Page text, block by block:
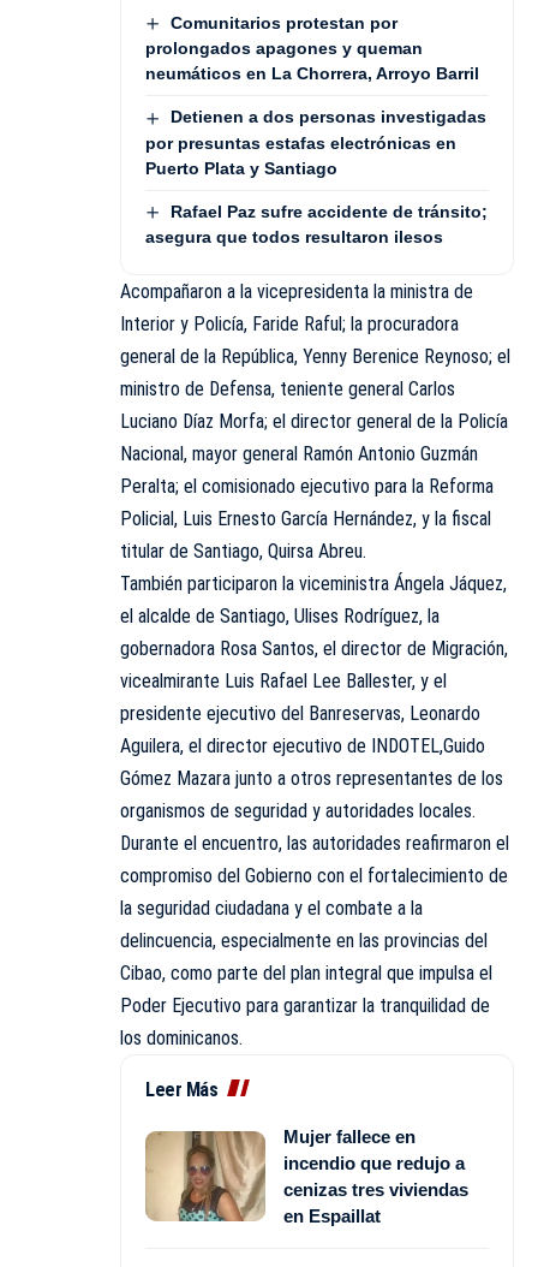
Comunitarios protestan por
prolongados apagones y queman
neumáticos en La Chorrera, Arroyo Barril
Detienen a dos personas investigadas
por presuntas estafas electrónicas en
Puerto Plata y Santiago
Rafael Paz sufre accidente de tránsito;
asegura que todos resultaron ilesos
Acompañaron a la vicepresidenta la ministra de
Interior y Policía, Faride Raful; la procuradora
general de la República, Yenny Berenice Reynoso; el
ministro de Defensa, teniente general Carlos
Luciano Díaz Morfa; el director general de la Policía
Nacional, mayor general Ramón Antonio Guzmán
Peralta; el comisionado ejecutivo para la Reforma
Policial, Luis Ernesto García Hernández, y la fiscal
titular de Santiago, Quirsa Abreu.
También participaron la viceministra Ángela Jáquez,
el alcalde de Santiago, Ulises Rodríguez, la
gobernadora Rosa Santos, el director de Migración,
vicealmirante Luis Rafael Lee Ballester, y el
presidente ejecutivo del Banreservas, Leonardo
Aguilera, el director ejecutivo de INDOTEL,Guido
Gómez Mazara junto a otros representantes de los
organismos de seguridad y autoridades locales.
Durante el encuentro, las autoridades reafirmaron el
compromiso del Gobierno con el fortalecimiento de
la seguridad ciudadana y el combate a la
delincuencia, especialmente en las provincias del
Cibao, como parte del plan integral que impulsa el
Poder Ejecutivo para garantizar la tranquilidad de
los dominicanos.
Leer Más
Mujer fallece en
incendio que redujo a
cenizas tres viviendas
en Espaillat